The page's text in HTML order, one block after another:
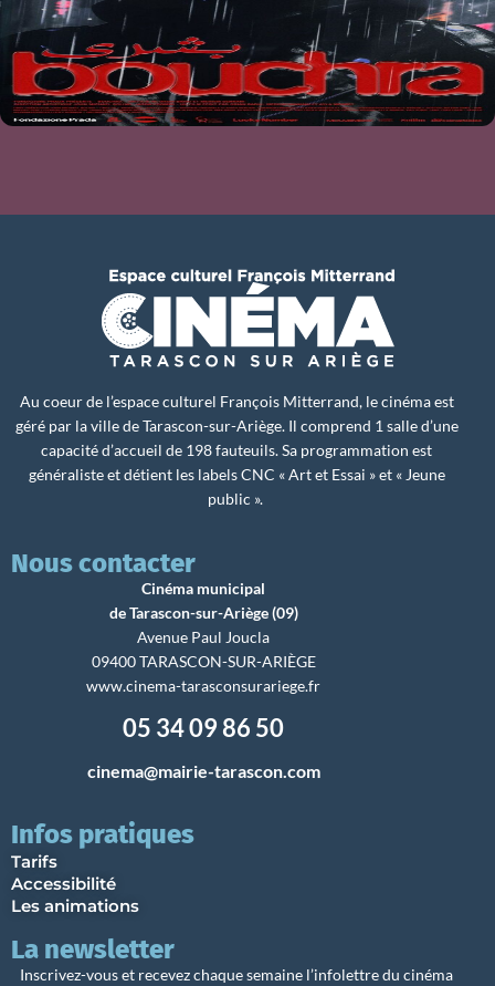
Au coeur de l’espace culturel François Mitterrand, le cinéma est
géré par la ville de Tarascon-sur-Ariège. Il comprend 1 salle d’une
capacité d’accueil de 198 fauteuils. Sa programmation est
généraliste et détient les labels CNC « Art et Essai » et « Jeune
public ».
Nous contacter
Cinéma municipal
de Tarascon-sur-Ariège (09)
Avenue Paul Joucla
09400 TARASCON-SUR-ARIÈGE
www.cinema-tarasconsurariege.fr
05 34 09 86 50
cinema@mairie-tarascon.com
Infos pratiques
Tarifs
Accessibilité
Les animations
La newsletter
Inscrivez-vous et recevez chaque semaine l’infolettre du cinéma